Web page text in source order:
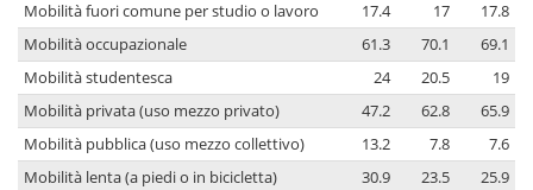
Mobilità fuori comune per studio o lavoro
17.4 17
17.8
Mobilità occupazionale
61.3 70.1
69.1
Mobilità studentesca
24 20.5
19
Mobilità privata (uso mezzo privato)
47.2 62.8
65.9
Mobilità pubblica (uso mezzo collettivo)
13.2 7.8
7.6
Mobilità lenta (a piedi o in bicicletta)
30.9 23.5
25.9